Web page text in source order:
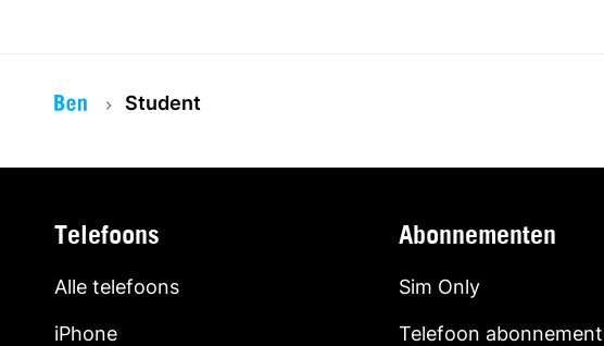
Student
Telefoons
Alle telefoons
iPhone
Abonnementen
Sim Only
Telefoon